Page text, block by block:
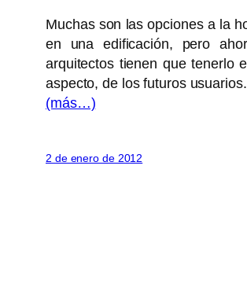
Muchas son las opciones a la
en una edificación, pero
arquitectos tienen que tenerlo
aspecto, de los futuros usuarios.
(más…)
2 de enero de 2012